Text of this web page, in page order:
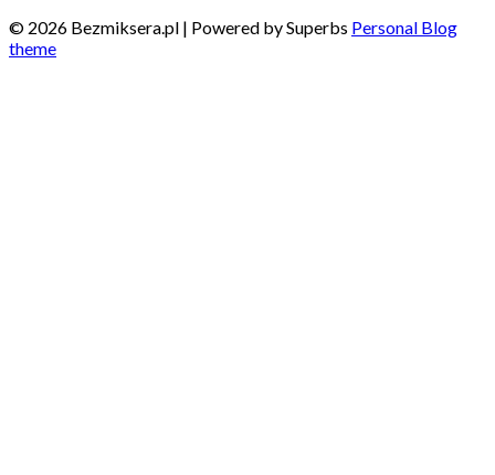
© 2026 Bezmiksera.pl | Powered by Superbs Personal Blog
theme